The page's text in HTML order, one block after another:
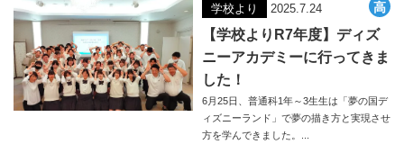
学校より 2025.7.24
【学校よりR7年度】ディズ
ニーアカデミーに行ってきま
した！
6月25日、普通科1年～3生生は「夢の国デ
ィズニーランド」で夢の描き方と実現させ
方を学んできました。...